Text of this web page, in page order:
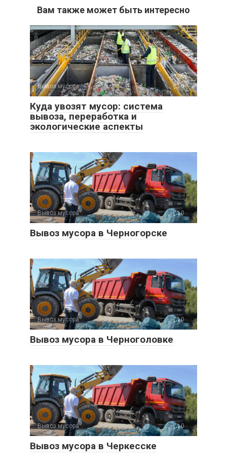
Вам также может быть интересно
Вывоз мусора 0
Куда увозят мусор: система
вывоза, переработка и
экологические аспекты
Вывоз мусора 0
Вывоз мусора в Черногорске
Вывоз мусора 0
Вывоз мусора в Черноголовке
Вывоз мусора 0
Вывоз мусора в Черкесске